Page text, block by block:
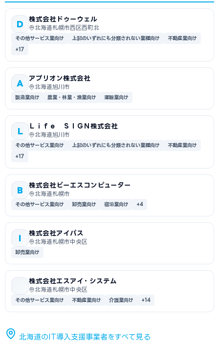
D
株式会社ドゥーウェル
北海道札幌市西区西町北
その他サービス業向け 上記のいずれにも分類されない業種向け
不動産業向け
+17
A
アプリオン株式会社
北海道旭川市
製造業向け 農業・林業・漁業向け 運輸業向け
L
Ｌｉｆｅ ＳＩＧＮ株式会社
北海道旭川市
その他サービス業向け 上記のいずれにも分類されない業種向け
不動産業向け
+17
B
株式会社ビーエスコンピューター
北海道札幌市
その他サービス業向け 卸売業向け 宿泊業向け +4
I
株式会社アイパス
北海道札幌市中央区
卸売業向け
株式会社エスアイ・システム
北海道札幌市中央区
その他サービス業向け 不動産業向け 介護業向け +14
北海道のIT導入支援事業者をすべて見る